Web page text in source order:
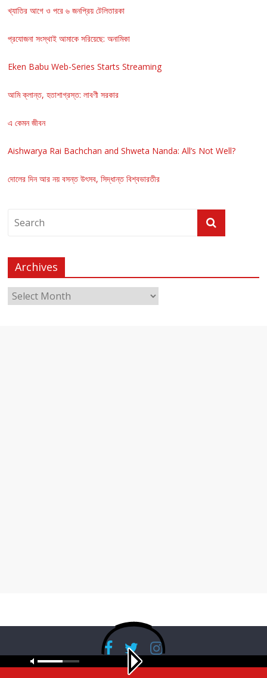
খ্যাতির আগে ও পরে ৬ জনপ্রিয় টেলিতারকা
প্রযোজনা সংস্থাই আমাকে সরিয়েছে: অনামিকা
Eken Babu Web-Series Starts Streaming
আমি ক্লান্ত, হতাশাগ্রস্ত: লাবণী সরকার
এ কেমন জীবন
Aishwarya Rai Bachchan and Shweta Nanda: All’s Not Well?
দোলের দিন আর নয় বসন্ত উৎসব, সিদ্ধান্ত বিশ্বভারতীর
Archives
Copyright © 2026RadioBanglaNet. All rights reserved.